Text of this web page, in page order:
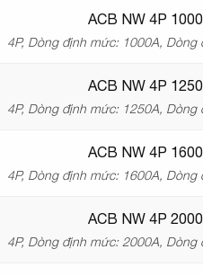
ACB NW 4P
4P, Dòng định mức: 1000A, Dòng
ACB NW 4P
4P, Dòng định mức: 1250A, Dòng
ACB NW 4P
4P, Dòng định mức: 1600A, Dòng
ACB NW 4P
4P, Dòng định mức: 2000A, Dòng